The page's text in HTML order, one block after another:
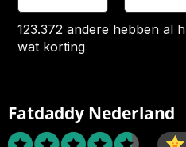
123.372 andere hebben al
wat korting
Fatdaddy Nederland